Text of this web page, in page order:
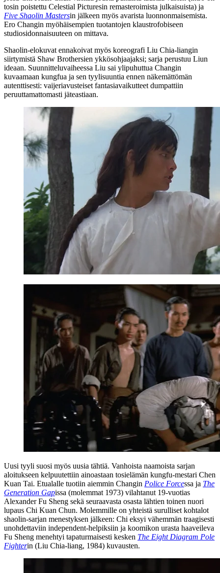
tosin poistettu Celestial Picturesin remasteroimista julkaisuista) ja
Five Shaolin Mastersin jälkeen myös avarista luonnonmaisemista.
Ero Changin myöhäisempien tuotantojen klaustrofobiseen
studiosidonnaisuuteen on mittava.
Shaolin‑elokuvat ennakoivat myös koreografi Liu Chia-liangin
siirtymistä Shaw Brothersien ykkösohjaajaksi; sarja perustuu Liun
ideaan. Suunnitteluvaiheessa Liu sai ylipuhuttua Changin
kuvaamaan kungfua ja sen tyylisuuntia ennen näkemättömän
autenttisesti: vaijeriavusteiset fantasiavaikutteet dumpattiin
peruuttamattomasti jäteastiaan.
Uusi tyyli suosi myös uusia tähtiä. Vanhoista naamoista sarjan
aloitukseen kelpuutettiin ainoastaan tosielämän kungfu-mestari Chen
Kuan Tai. Etualalle tuotiin aiemmin Changin Police Forcessa ja The
Generation Gapissa (molemmat 1973) vilahtanut 19‑vuotias
Alexander Fu Sheng sekä seuraavasta osasta lähtien toinen nuori
lupaus Chi Kuan Chun. Molemmille on yhteistä surulliset kohtalot
shaolin-sarjan menestyksen jälkeen: Chi eksyi vähemmän traagisesti
unohdettaviin independent-helpiksiin ja koomikon urasta haaveileva
Fu Sheng menehtyi tapaturmaisesti kesken The Eight Diagram Pole
Fighterin (Liu Chia-liang, 1984) kuvausten.